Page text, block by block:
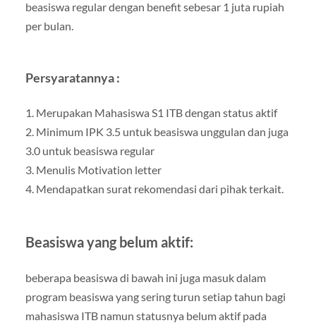
beasiswa regular dengan benefit sebesar 1 juta rupiah
per bulan.
Persyaratannya :
1. Merupakan Mahasiswa S1 ITB dengan status aktif
2. Minimum IPK 3.5 untuk beasiswa unggulan dan juga
3.0 untuk beasiswa regular
3. Menulis Motivation letter
4. Mendapatkan surat rekomendasi dari pihak terkait.
Beasiswa yang belum aktif:
beberapa beasiswa di bawah ini juga masuk dalam
program beasiswa yang sering turun setiap tahun bagi
mahasiswa ITB namun statusnya belum aktif pada